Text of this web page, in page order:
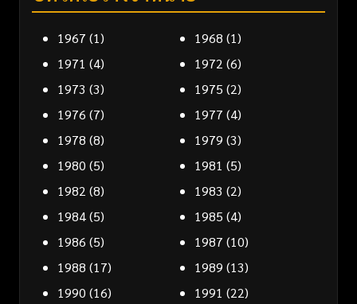
1967 (1) 1968 (1)
1971 (4) 1972 (6)
1973 (3) 1975 (2)
1976 (7) 1977 (4)
1978 (8) 1979 (3)
1980 (5) 1981 (5)
1982 (8) 1983 (2)
1984(5) 1985 (4)
1986 (5) 1987 (10)
1988 (17) 1989 (13)
1990 (16) 1991 (22)